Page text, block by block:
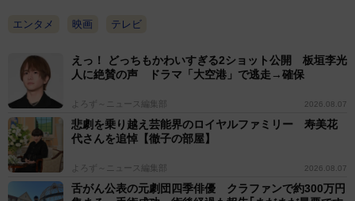
エンタメ 映画 テレビ
えっ！ どっちもかわいすぎる2ショット公開 板垣李光
人に絶賛の声 ドラマ「大空港」で逃走→確保
よろず～ニュース編集部 2026.08.07
悲劇を乗り越え芸能界のロイヤルファミリー 寿美花
代さんを追悼【徹子の部屋】
よろず～ニュース編集部 2026.08.07
舌がん公表の元劇団四季俳優 クラファンで約300万円